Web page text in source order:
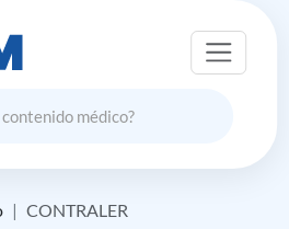
CONTRALER